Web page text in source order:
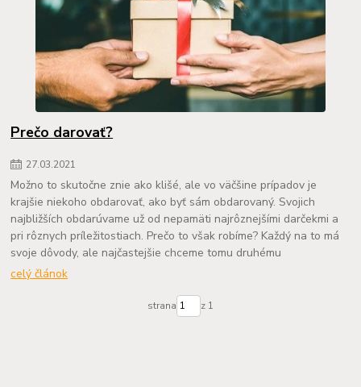
Prečo darovať?
27.03.2021
Možno to skutočne znie ako klišé, ale vo väčšine prípadov je
krajšie niekoho obdarovať, ako byť sám obdarovaný. Svojich
najbližších obdarúvame už od nepamäti najrôznejšími darčekmi a
pri rôznych príležitostiach. Prečo to však robíme? Každý na to má
svoje dôvody, ale najčastejšie chceme tomu druhému
celý článok
strana z 1